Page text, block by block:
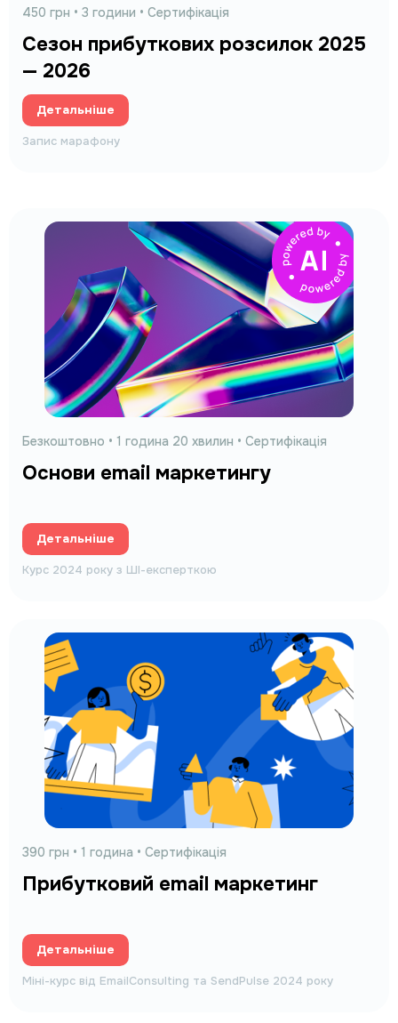
450 грн • 3 години • Сертифікація
Сезон прибуткових розсилок 2025
— 2026
Детальніше
Запис марафону
Безкоштовно • 1 година 20 хвилин • Сертифікація
Основи email маркетингу
Детальніше
Курс 2024 року з ШІ-експерткою
390 грн • 1 година • Сертифікація
Прибутковий email маркетинг
Детальніше
Міні-курс від EmailConsulting та SendPulse 2024 року